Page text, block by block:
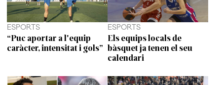
ESPORTS
“Puc aportar a l'equip
caràcter, intensitat i gols”
ESPORTS
Els equips locals de
bàsquet ja tenen el seu
calendari